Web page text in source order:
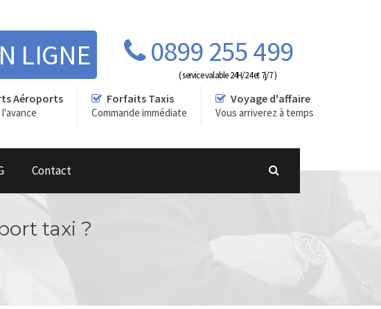
LIGNE 0899 255 499
( service valable 24H/24 et 7j/7 )
Aéroports Forfaits Taxis
Commande immédiate
Voyage d'affaire
Vous arriverez à temps
Contact
taxi ?